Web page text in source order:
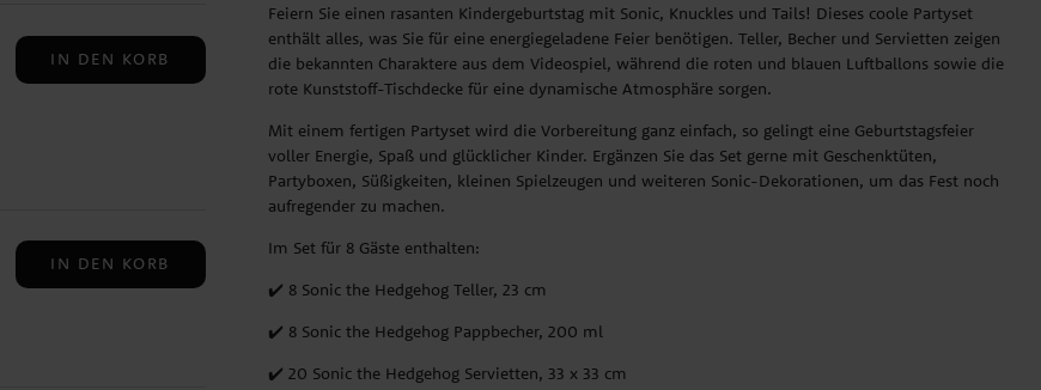
IN DEN KORB
IN DEN KORB
Feiern Sie einen rasanten Kindergeburtstag mit Sonic, Knuckles und Tails! Dieses coole Partyset
enthält alles, was Sie für eine energiegeladene Feier benötigen. Teller, Becher und Servietten zeigen
die bekannten Charaktere aus dem Videospiel, während die roten und blauen Luftballons sowie die
rote Kunststoff-Tischdecke für eine dynamische Atmosphäre sorgen.
Mit einem fertigen Partyset wird die Vorbereitung ganz einfach, so gelingt eine Geburtstagsfeier
voller Energie, Spaß und glücklicher Kinder. Ergänzen Sie das Set gerne mit Geschenktüten,
Partyboxen, Süßigkeiten, kleinen Spielzeugen und weiteren Sonic-Dekorationen, um das Fest noch
aufregender zu machen.
Im Set für 8 Gäste enthalten:
✔️ 8 Sonic the Hedgehog Teller, 23 cm
✔️ 8 Sonic the Hedgehog Pappbecher, 200 ml
✔️ 20 Sonic the Hedgehog Servietten, 33 x 33 cm